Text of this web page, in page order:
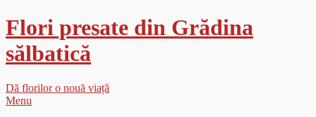
Flori presate din Grădina
sălbatică
Dă florilor o nouă viață
Menu